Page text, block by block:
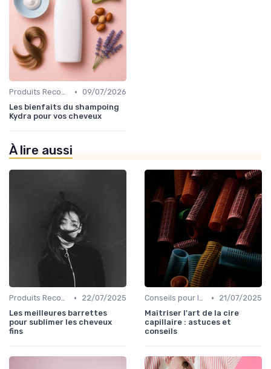
Produits Recommandés • 09/07/2026
Les bienfaits du shampoing
Kydra pour vos cheveux
À lire aussi
Produits Recommandés •
22/07/2025
Les meilleures barrettes
pour sublimer les cheveux
fins
Conseils pour le Coiffage •
21/07/2025
Maîtriser l'art de la cire
capillaire : astuces et
conseils